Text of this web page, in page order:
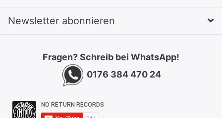
Newsletter abonnieren
Fragen? Schreib bei WhatsApp!
0176 384 470 24